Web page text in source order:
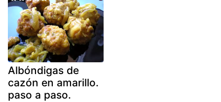
Albóndigas de
cazón en amarillo.
paso a paso.